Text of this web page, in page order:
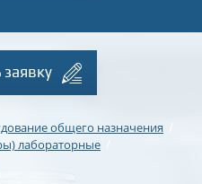
общего назначения
лабораторные